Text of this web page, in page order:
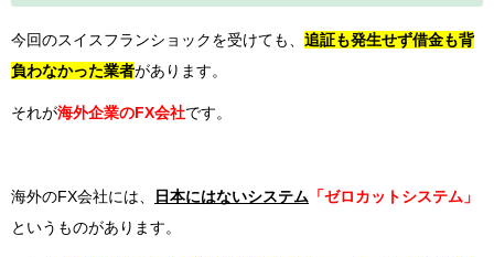
今回のスイスフランショックを受けても、 追証も発生せず借金も背
負わなかった業者があります。
それが海外企業のFX会社です。
海外のFX会社には、 日本にはないシステム 「ゼロカットシステム」
というものがあります。